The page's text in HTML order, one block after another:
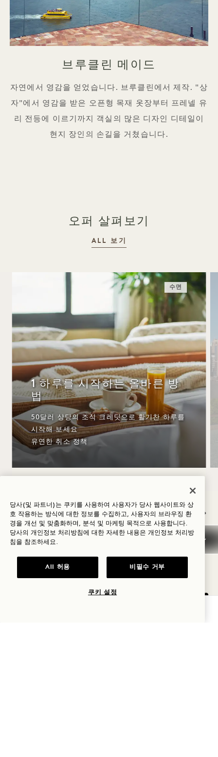
브루클린 메이드
자연에서 영감을 얻었습니다. 브루클린에서 제작. "상
자"에서 영감을 받은 오픈형 목재 옷장부터 프레넬 유
리 전등에 이르기까지 객실의 많은 디자인 디테일이
현지 장인의 손길을 거쳤습니다.
오퍼 살펴보기
ALL 보기
수면
1 하루를 시작하는 올바른 방
법
50달러 상당의 조식 크레딧으로 활기찬 하루를
시작해 보세요
유연한 취소 정책
좋아할 만한 다른 객실
당사(및 파트너)는 쿠키를 사용하여 사용자가 당사 웹사이트와 상
호 작용하는 방식에 대한 정보를 수집하고, 사용자의 브라우징 환
경을 개선 및 맞춤화하며, 분석 및 마케팅 목적으로 사용합니다.
당사의 개인정보 처리방침에 대한 자세한 내용은 개인정보 처리방
침을 참조하세요.
All 허용 비필수 거부
쿠키 설정